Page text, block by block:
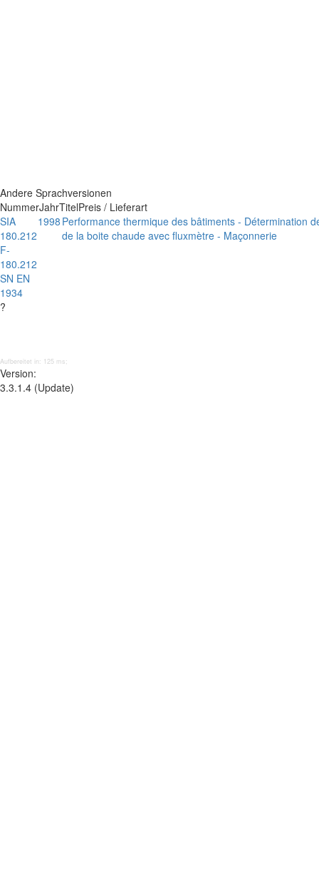
Andere Sprachversionen
NummerJahrTitelPreis / Lieferart
SIA
180.212
F-
180.212
SN EN
1934
?
1998 Performance thermique des bâtiments - Détermination
de la boite chaude avec fluxmètre - Maçonnerie
Aufbereitet in: 125 ms;
Version:
3.3.1.4 (Update)